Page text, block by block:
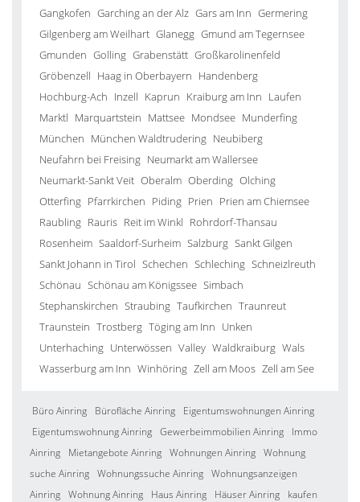
Gangkofen Garching an der Alz Gars am Inn Germering
Gilgenberg am Weilhart Glanegg Gmund am Tegernsee
Gmunden Golling Grabenstätt Großkarolinenfeld
Gröbenzell Haag in Oberbayern Handenberg
Hochburg-Ach Inzell Kaprun Kraiburg am Inn Laufen
Marktl Marquartstein Mattsee Mondsee Munderfing
München München Waldtrudering Neubiberg
Neufahrn bei Freising Neumarkt am Wallersee
Neumarkt-Sankt Veit Oberalm Oberding Olching
Otterfing Pfarrkirchen Piding Prien Prien am Chiemsee
Raubling Rauris Reit im Winkl Rohrdorf-Thansau
Rosenheim Saaldorf-Surheim Salzburg Sankt Gilgen
Sankt Johann in Tirol Schechen Schleching Schneizlreuth
Schönau Schönau am Königssee Simbach
Stephanskirchen Straubing Taufkirchen Traunreut
Traunstein Trostberg Töging am Inn Unken
Unterhaching Unterwössen Valley Waldkraiburg Wals
Wasserburg am Inn Winhöring Zell am Moos Zell am See
Büro Ainring Bürofläche Ainring
Eigentumswohnungen Ainring
Eigentumswohnung Ainring Gewerbeimmobilien Ainring
Immo
Ainring
Mietangebote Ainring Wohnungen Ainring Wohnung
suche Ainring Wohnungssuche Ainring Wohnungsanzeigen
Ainring Wohnung Ainring Haus Ainring Häuser Ainring
kaufen